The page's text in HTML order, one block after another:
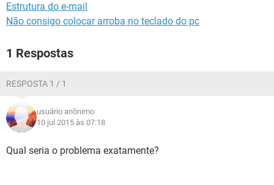
Estrutura do e-mail
Não consigo colocar arroba no teclado do pc
1 Respostas
RESPOSTA 1 / 1
usuário anônimo
10 jul 2015 às 07:18
Qual seria o problema exatamente?